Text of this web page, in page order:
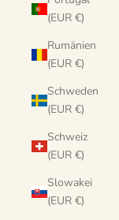
(EUR €)
Rumänien
(EUR €)
Schweden
(EUR €)
Schweiz
(EUR €)
Slowakei
(EUR €)